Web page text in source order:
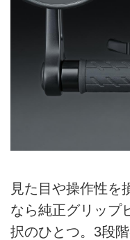
見た目や操作性を
なら純正グリップ
択のひとつ。3段